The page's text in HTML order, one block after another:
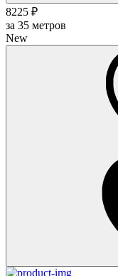
8225 ₽
за 35 метров
New